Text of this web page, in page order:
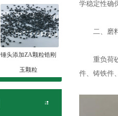
锤头添加ZA颗粒锆刚
玉颗粒
学稳定性确
二、磨料
重负荷砂
件、铸铁件